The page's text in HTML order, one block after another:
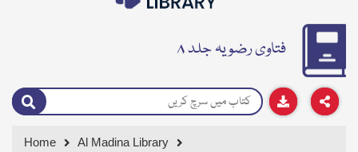
فتاوی رضویہ جلد ۸
Home
Al Madina Library